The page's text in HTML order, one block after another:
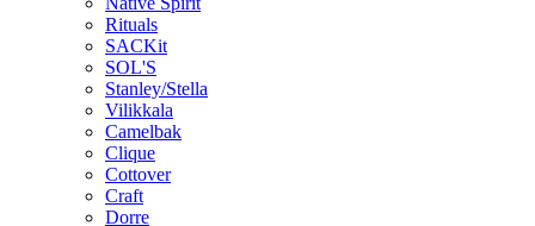
Rituals
SACKit
SOL'S
Stanley/Stella
Vilikkala
Camelbak
Clique
Cottover
Craft
Dorre